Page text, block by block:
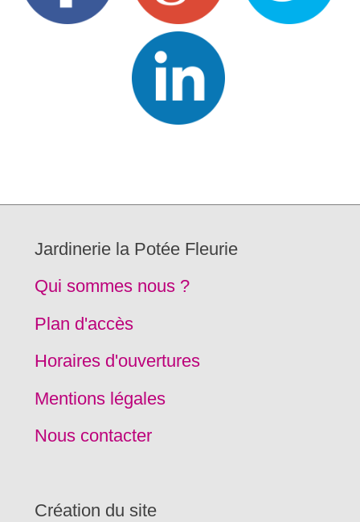
Jardinerie la Potée Fleurie
Qui sommes nous ?
Plan d'accès
Horaires d'ouvertures
Mentions légales
Nous contacter
Création du site